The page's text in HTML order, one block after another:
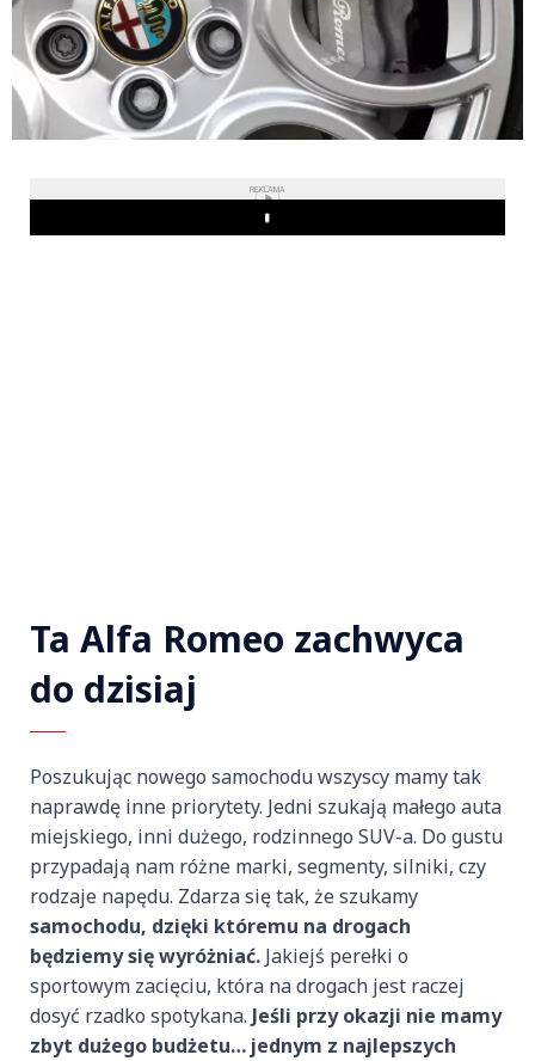
REKLAMA
Play
Ta Alfa Romeo zachwyca
do dzisiaj
Poszukując nowego samochodu wszyscy mamy tak
naprawdę inne priorytety. Jedni szukają małego auta
miejskiego, inni dużego, rodzinnego SUV-a. Do gustu
przypadają nam różne marki, segmenty, silniki, czy
rodzaje napędu. Zdarza się tak, że szukamy
samochodu, dzięki któremu na drogach
będziemy się wyróżniać. Jakiejś perełki o
sportowym zacięciu, która na drogach jest raczej
dosyć rzadko spotykana. Jeśli przy okazji nie mamy
zbyt dużego budżetu… jednym z najlepszych